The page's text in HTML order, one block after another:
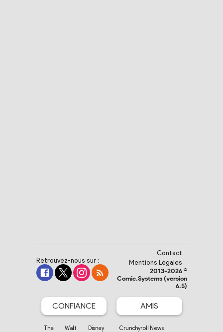
Retrouvez-nous sur :
Contact
Mentions Légales
2013-2026 ©
Comic.Systems (version
6.5)
CONFIANCE
The Walt Disney
AMIS
Crunchyroll News